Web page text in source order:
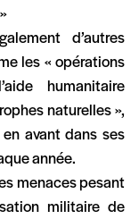
d’autres
les « opérations
humanitaire
naturelles »,
avant dans ses
année.
menaces pesant
militaire de